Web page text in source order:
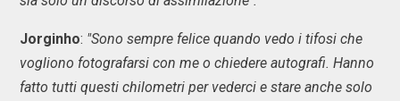
Jorginho: "Sono sempre felice quando vedo i tifosi che
vogliono fotografarsi con me o chiedere autografi. Hanno
fatto tutti questi chilometri per vederci e stare anche solo